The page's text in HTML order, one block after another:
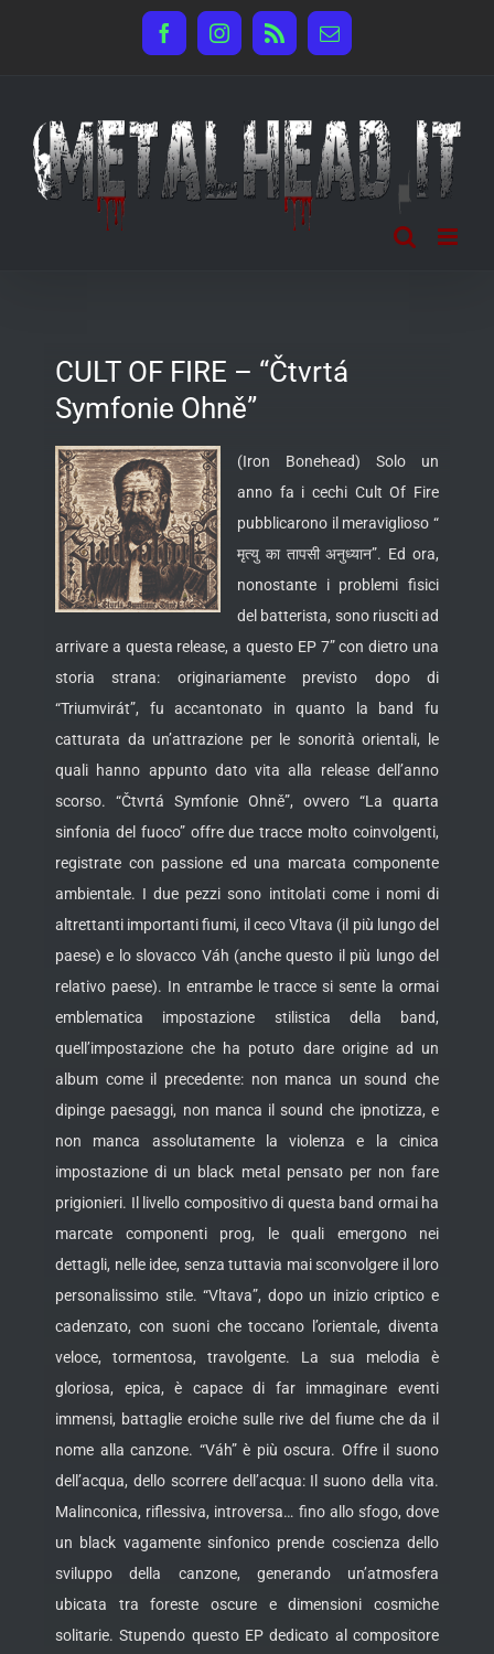
FacebookInstagram
Rss Email
CULT OF FIRE – “Čtvrtá
Symfonie Ohně”
(Iron Bonehead) Solo un
anno fa i cechi Cult Of Fire
pubblicarono il meraviglioso “
मृत्यु का तापसी अनुध्यान”. Ed ora,
nonostante i problemi fisici
del batterista, sono riusciti ad
arrivare a questa release, a questo EP 7” con dietro una
storia strana: originariamente previsto dopo di
“Triumvirát”, fu accantonato inquanto la band fu
catturata da un’attrazione per le sonorità orientali, le
quali hanno appunto dato vita alla release dell’anno
scorso. “Čtvrtá Symfonie Ohně”, ovvero “La quarta
sinfonia del fuoco” offre due tracce molto coinvolgenti,
registrate con passione ed una marcata componente
ambientale. I due pezzi sono intitolati come i nomi di
altrettanti importanti fiumi, il ceco Vltava (il più lungo del
paese) e lo slovacco Váh (anche questo il più lungo del
relativo paese). In entrambe le tracce si sente la ormai
emblematica impostazione stilistica della band,
quell’impostazione che ha potuto dare origine ad un
album come il precedente: non manca un sound che
dipinge paesaggi, non manca il sound che ipnotizza, e
non manca assolutamente la violenza e la cinica
impostazione di un black metal pensato per non fare
prigionieri. Il livello compositivo di questa band ormai ha
marcate componenti prog, le quali emergono nei
dettagli, nelle idee, senza tuttavia mai sconvolgere il loro
personalissimo stile. “Vltava”, dopo un inizio criptico e
cadenzato, con suoni che toccano l’orientale, diventa
veloce, tormentosa, travolgente. La sua melodia è
gloriosa, epica, è capace di far immaginare eventi
immensi, battaglie eroiche sulle rive del fiume che da il
nome alla canzone. “Váh” è più oscura. Offre il suono
dell’acqua, dello scorrere dell’acqua: Il suono della vita.
Malinconica, riflessiva, introversa… fino allo sfogo, dove
un black vagamente sinfonico prende coscienza dello
sviluppo della canzone, generando un’atmosfera
ubicata tra foreste oscure e dimensioni cosmiche
solitarie. Stupendo questo EP dedicato al compositore